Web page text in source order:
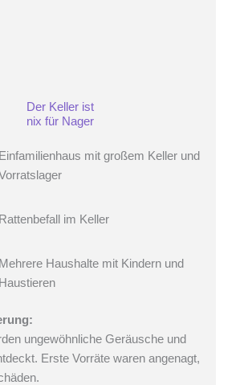
Der Keller ist
nix für Nager
Einfamilienhaus mit großem Keller und
Rattenbefall im Keller
Mehrere Haushalte mit Kindern und
Haustieren
ungewöhnliche Geräusche und
Erste Vorräte waren angenagt,